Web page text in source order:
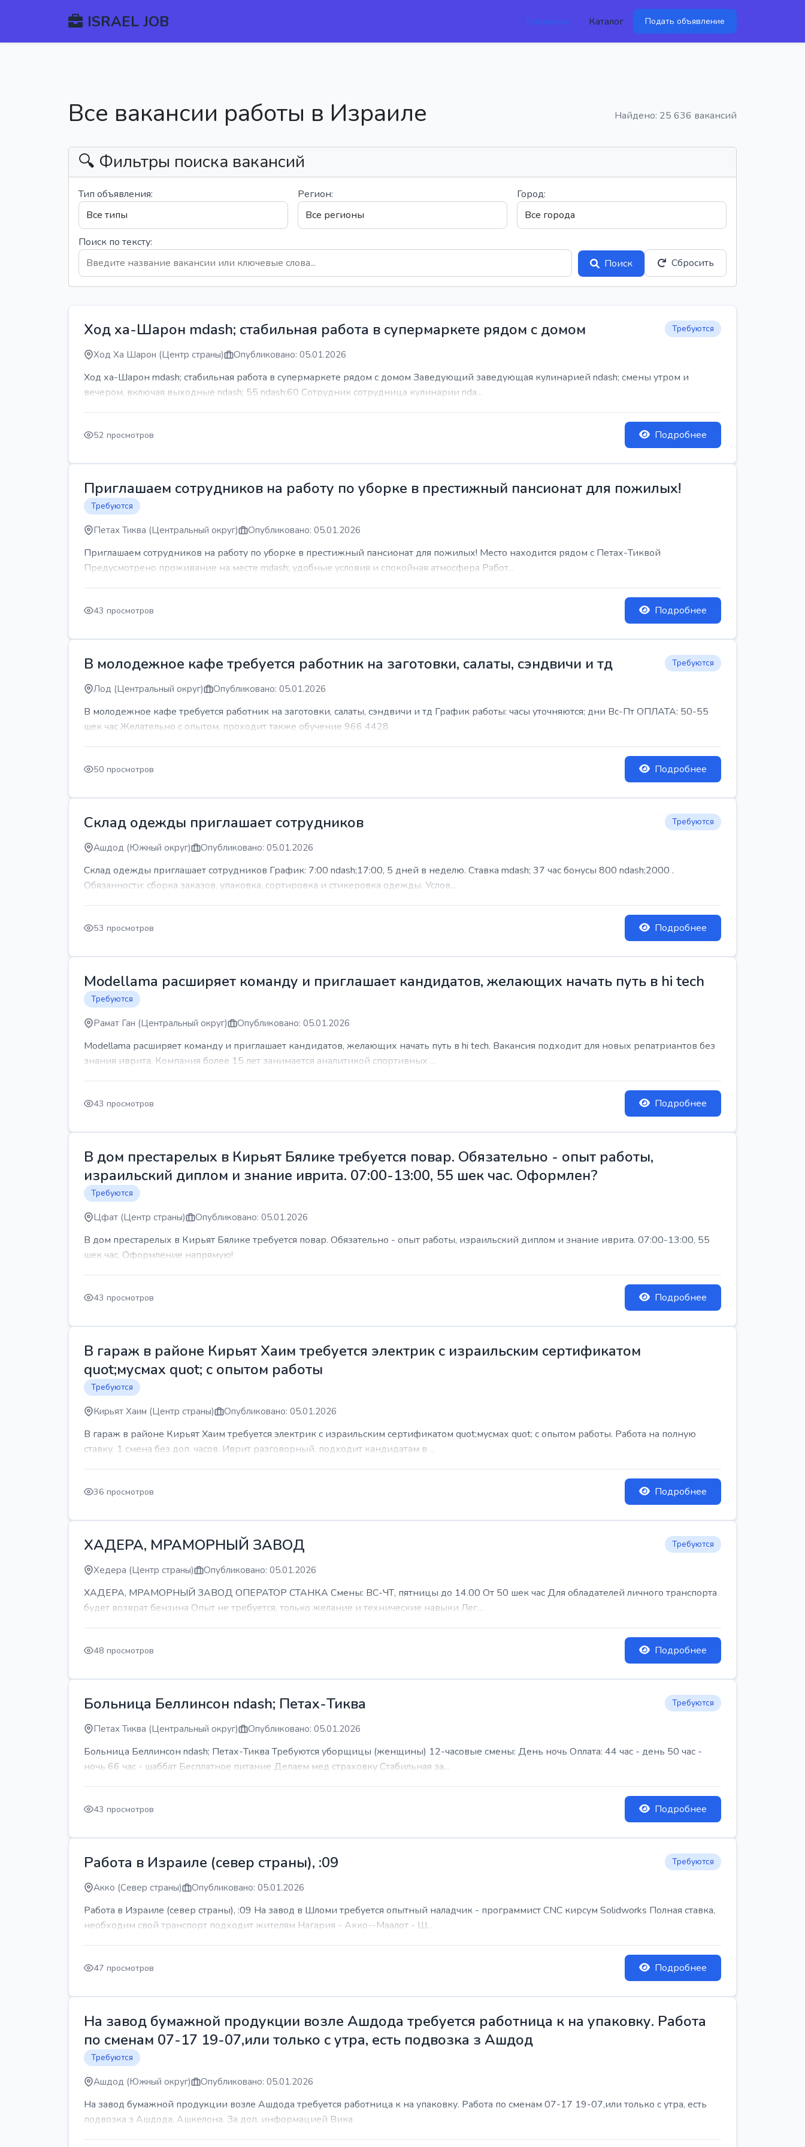
ISRAEL JOB Вакансии Каталог Подать объявление
Все вакансии работы в Израиле Найдено: 25 636 вакансий
🔍 Фильтры поиска вакансий
Тип объявления: Регион: Город:
Поиск по тексту:
Поиск
Сбросить
Ход ха-Шарон mdash; стабильная работа в супермаркете рядом с домом Требуются
Ход Ха Шарон (Центр страны) Опубликовано: 05.01.2026
Ход ха-Шарон mdash; стабильная работа в супермаркете рядом с домом Заведующий заведующая кулинарией ndash; смены утром и
вечером, включая выходные ndash; 55 ndash;60 Сотрудник сотрудница кулинарии nda...
52 просмотров Подробнее
Приглашаем сотрудников на работу по уборке в престижный пансионат для пожилых!
Требуются
Петах Тиква (Центральный округ) Опубликовано: 05.01.2026
Приглашаем сотрудников на работу по уборке в престижный пансионат для пожилых! Место находится рядом с Петах-Тиквой
Предусмотрено проживание на месте mdash; удобные условия и спокойная атмосфера Работ...
43 просмотров Подробнее
В молодежное кафе требуется работник на заготовки, салаты, сэндвичи и тд Требуются
Лод (Центральный округ) Опубликовано: 05.01.2026
В молодежное кафе требуется работник на заготовки, салаты, сэндвичи и тд График работы: часы уточняются; дни Вс-Пт ОПЛАТА: 50-55
шек час Желательно с опытом, проходит также обучение 966 4428
50 просмотров Подробнее
Склад одежды приглашает сотрудников Требуются
Ашдод (Южный округ) Опубликовано: 05.01.2026
Склад одежды приглашает сотрудников График: 7:00 ndash;17:00, 5 дней в неделю. Ставка mdash; 37 час бонусы 800 ndash;2000 .
Обязанности: сборка заказов, упаковка, сортировка и стикеровка одежды. Услов...
53 просмотров Подробнее
Modellama расширяет команду и приглашает кандидатов, желающих начать путь в hi tech
Требуются
Рамат Ган (Центральный округ) Опубликовано: 05.01.2026
Modellama расширяет команду и приглашает кандидатов, желающих начать путь в hi tech. Вакансия подходит для новых репатриантов без
знания иврита. Компания более 15 лет занимается аналитикой спортивных ...
43 просмотров Подробнее
В дом престарелых в Кирьят Бялике требуется повар. Обязательно - опыт работы,
израильский диплом и знание иврита. 07:00-13:00, 55 шек час. Оформлен?
Требуются
Цфат (Центр страны) Опубликовано: 05.01.2026
В дом престарелых в Кирьят Бялике требуется повар. Обязательно - опыт работы, израильский диплом и знание иврита. 07:00-13:00, 55
шек час. Оформление напрямую!
43 просмотров Подробнее
В гараж в районе Кирьят Хаим требуется электрик с израильским сертификатом
quot;мусмах quot; с опытом работы
Требуются
Кирьят Хаим (Центр страны) Опубликовано: 05.01.2026
В гараж в районе Кирьят Хаим требуется электрик с израильским сертификатом quot;мусмах quot; с опытом работы. Работа на полную
ставку. 1 смена без доп. часов. Иврит разговорный. подходит кандидатам в ...
36 просмотров Подробнее
ХАДЕРА, МРАМОРНЫЙ ЗАВОД Требуются
Хедера (Центр страны) Опубликовано: 05.01.2026
ХАДЕРА, МРАМОРНЫЙ ЗАВОД ОПЕРАТОР СТАНКА Смены: ВС-ЧТ, пятницы до 14.00 От 50 шек час Для обладателей личного транспорта
будет возврат бензина Опыт не требуется, только желание и технические навыки Лег...
48 просмотров Подробнее
Больница Беллинсон ndash; Петах-Тиква Требуются
Петах Тиква (Центральный округ) Опубликовано: 05.01.2026
Больница Беллинсон ndash; Петах-Тиква Требуются уборщицы (женщины) 12-часовые смены: День ночь Оплата: 44 час - день 50 час -
ночь 66 час - шаббат Бесплатное питание Делаем мед страховку Стабильная за...
43 просмотров Подробнее
Работа в Израиле (север страны), :09 Требуются
Акко (Север страны) Опубликовано: 05.01.2026
Работа в Израиле (север страны), :09 На завод в Шломи требуется опытный наладчик - программист CNC кирсум Solidworks Полная ставка,
необходим свой транспорт подходит жителям Нагария - Акко--Маалот - Ш...
47 просмотров Подробнее
На завод бумажной продукции возле Ашдода требуется работница к на упаковку. Работа
по сменам 07-17 19-07,или только с утра, есть подвозка з Ашдод
Требуются
Ашдод (Южный округ) Опубликовано: 05.01.2026
На завод бумажной продукции возле Ашдода требуется работница к на упаковку. Работа по сменам 07-17 19-07,или только с утра, есть
подвозка з Ашдода, Ашкелона. За доп. информацией Вика